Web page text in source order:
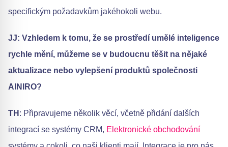
specifickým požadavkům jakéhokoli webu.
JJ: Vzhledem k tomu, že se prostředí umělé inteligence
rychle mění, můžeme se v budoucnu těšit na nějaké
aktualizace nebo vylepšení produktů společnosti
AINIRO?
TH : Připravujeme několik věcí, včetně přidání dalších
integrací se systémy CRM, Elektronické obchodování